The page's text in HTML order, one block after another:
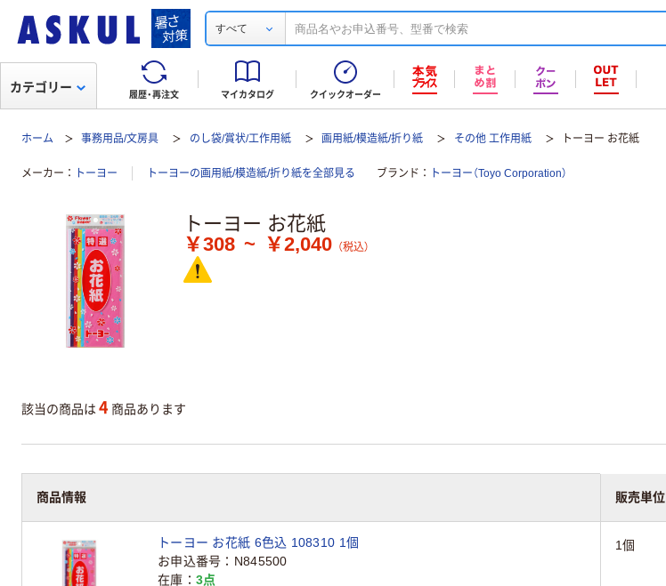
すべて
履歴・再注文 マイカタログ クイックオーダー
カテゴリー
ホーム 事務用品/文房具 のし袋/賞状/工作用紙 画用紙/模造紙/折り紙 その他 工作用紙 トーヨー お花紙
メーカー トーヨー トーヨーの画用紙/模造紙/折り紙を全部見る ブランド トーヨー（Toyo Corporation）
トーヨー お花紙
￥308 ~ ￥2,040 （税込）
該当の商品は 4 商品あります
商品情報 販売単位
トーヨー お花紙 6色込 108310 1個
お申込番号
N845500
在庫
3点
1個